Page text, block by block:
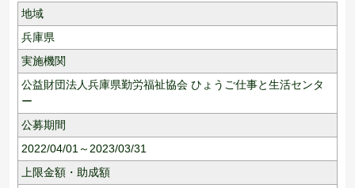
地域
兵庫県
実施機関
公益財団法人兵庫県勤労福祉協会 ひょうご仕事と生活センタ
ー
公募期間
2022/04/01～2023/03/31
上限金額・助成額